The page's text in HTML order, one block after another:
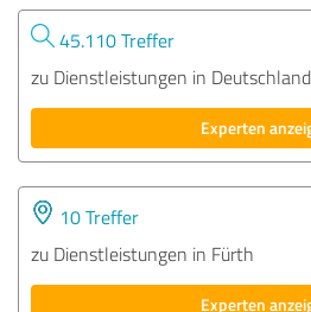
45.110 Treffer
zu Dienstleistungen in Deutschland
Experten
10 Treffer
zu Dienstleistungen in Fürth
Experten